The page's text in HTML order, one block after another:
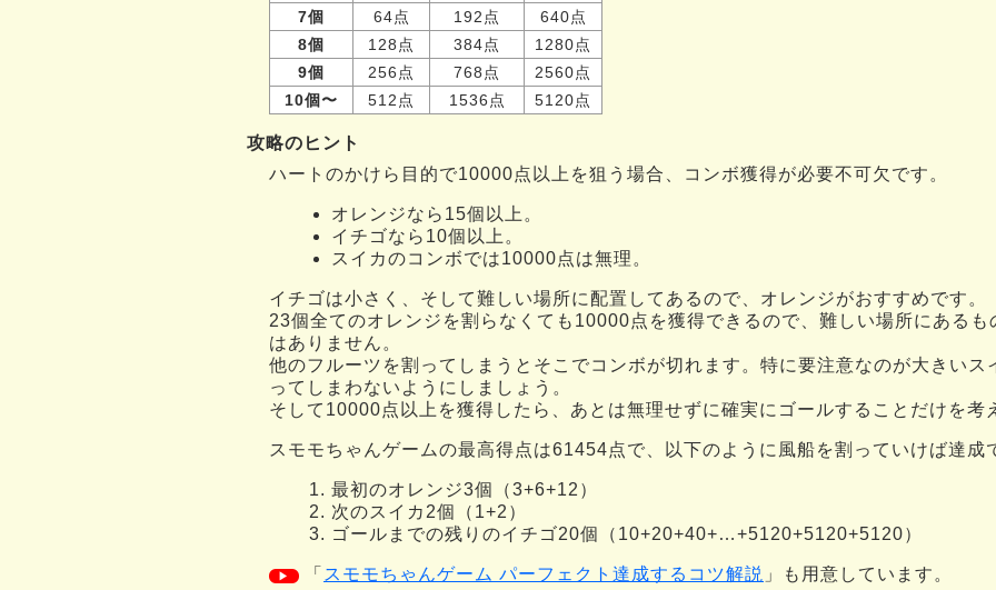
7個
64点 192点
640点
8個
128点 384点
1280点
9個
256点 768点
2560点
10個〜
512点 1536点 5120点
攻略のヒント
ハートのかけら目的で10000点以上を狙う場合、コンボ獲得が必要不可欠です。
オレンジなら15個以上。
イチゴなら10個以上。
スイカのコンボでは10000点は無理。
イチゴは小さく、そして難しい場所に配置してあるので、オレンジがおすすめです。
23個全てのオレンジを割らなくても10000点を獲得できるので、難しい場所にある
はありません。
他のフルーツを割ってしまうとそこでコンボが切れます。特に要注意なのが大きい
ってしまわないようにしましょう。
そして10000点以上を獲得したら、あとは無理せずに確実にゴールすることだけを考
スモモちゃんゲームの最高得点は61454点で、以下のように風船を割っていけば達成
最初のオレンジ3個（3+6+12）
次のスイカ2個（1+2）
ゴールまでの残りのイチゴ20個（10+20+40+…+5120+5120+5120）
▶ 「 スモモちゃんゲーム パーフェクト達成するコツ解説 」も用意しています。